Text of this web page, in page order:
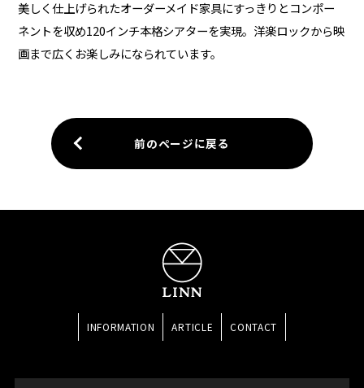
美しく仕上げられたオーダーメイド家具にすっきりとコンポー
ネントを収め120インチ本格シアターを実現。洋楽ロックから映
画まで広くお楽しみになられています。
前のページに戻る
INFORMATION ARTICLE CONTACT